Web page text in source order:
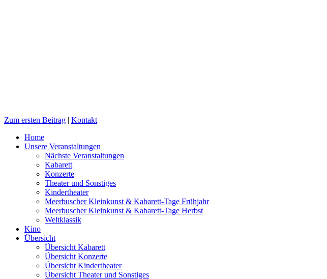
Zum ersten Beitrag | Kontakt
Home
Unsere Veranstaltungen
Nächste Veranstaltungen
Kabarett
Konzerte
Theater und Sonstiges
Kindertheater
Meerbuscher Kleinkunst & Kabarett-Tage Frühjahr
Meerbuscher Kleinkunst & Kabarett-Tage Herbst
Weltklassik
Kino
Übersicht
Übersicht Kabarett
Übersicht Konzerte
Übersicht Kindertheater
Übersicht Theater und Sonstiges